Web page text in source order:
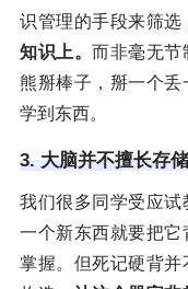
识管理的手段来筛选
知识上。 而非毫无节
熊掰棒子，掰一个
学到东西。
3. 大脑并不擅长存储
我们很多同学受应试
一个新东西就要把
掌握。但死记硬背